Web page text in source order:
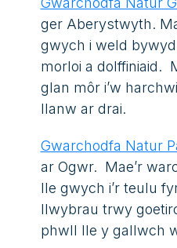
ger Aberystwyth.
gwych i weld
morloi a dolffiniaid.
glan môr i’w
llanw ar drai.
Gwarchodfa Natur
ar Ogwr. Mae’r
lle gwych i’r teulu
llwybrau trwy
phwll lle y gallwch